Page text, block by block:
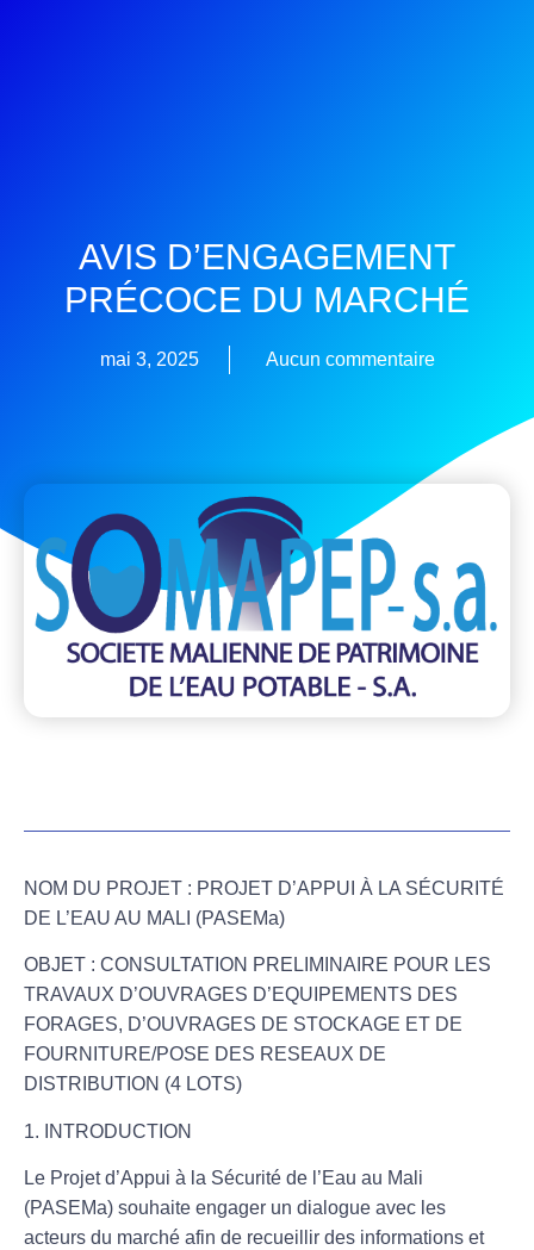
AVIS D’ENGAGEMENT
PRÉCOCE DU MARCHÉ
mai 3, 2025 Aucun commentaire
NOM DU PROJET : PROJET D’APPUI À LA SÉCURITÉ
DE L’EAU AU MALI (PASEMa)
OBJET : CONSULTATION PRELIMINAIRE POUR LES
TRAVAUX D’OUVRAGES D’EQUIPEMENTS DES
FORAGES, D’OUVRAGES DE STOCKAGE ET DE
FOURNITURE/POSE DES RESEAUX DE
DISTRIBUTION (4 LOTS)
1. INTRODUCTION
Le Projet d’Appui à la Sécurité de l’Eau au Mali
(PASEMa) souhaite engager un dialogue avec les
acteurs du marché afin de recueillir des informations et